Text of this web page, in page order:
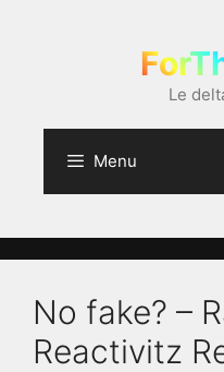
Le
Menu
No fake? –
Reactivitz